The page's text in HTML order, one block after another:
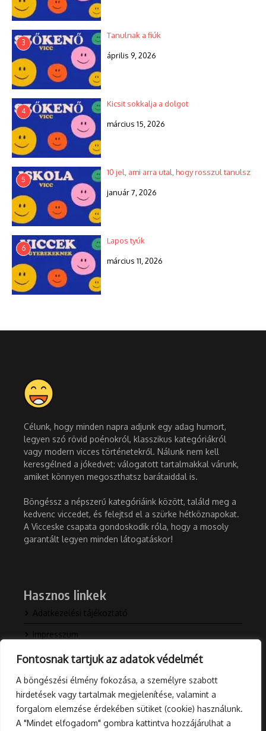
Fontosnak tartjuk az adatok védelmét
A böngészési élmény fokozása, a személyre szabott
hirdetések vagy tartalmak megjelenítése, valamint a
forgalom elemzése érdekében sütiket (cookie) használunk.
A "Mindet elfogadom" gombra kattintva hozzájárulhat a
3
Tanulnak a fiúk
április 9, 2026
4
Kicsit sokkalja a dolgot
március 15, 2026
5
10 jel, ami arra utal, hogy rosszul tanulsz
január 7, 2026
6
Lapos tyúk
március 11, 2026
Célunk, hogy minden napra adjunk egy adag humort,
legyen szó rövid poénokról, klasszikus kategóriákról
vagy modern vicces történetekről. Nálunk nem kell
keresgélned a jókedvet: válogatott tartalmakkal várunk,
amiket könnyen megoszthatsz barátaiddal is.
Böngéssz a népszerű kategóriáink között, találd meg a
kedvenc viccedet, és felejtsd el a szürke hétköznapokat.
A Vicceske csapata gondoskodik róla, hogy a mosoly
garantált legyen minden látogatáskor!
Hasznos linkek
Adatkezelési tájékoztató
Impresszum
Kapcsolat
Rólunk
Blog